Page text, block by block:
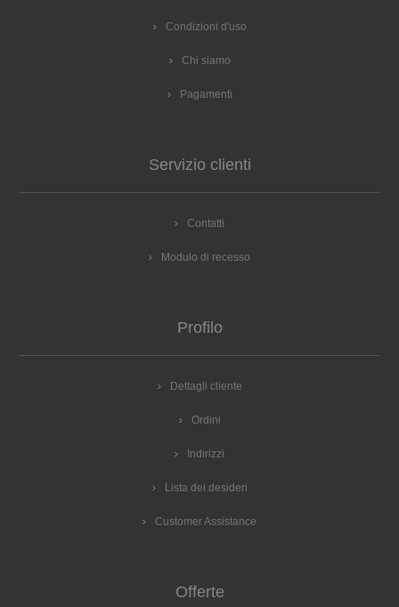
Condizioni d'uso
Chi siamo
Pagamenti
Servizio clienti
Contatti
Modulo di recesso
Profilo
Dettagli cliente
Ordini
Indirizzi
Lista dei desideri
Customer Assistance
Offerte